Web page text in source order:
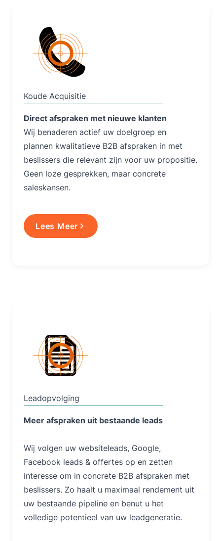
Koude Acquisitie
Direct afspraken met nieuwe klanten
Wij benaderen actief uw doelgroep en
plannen kwalitatieve B2B afspraken in met
beslissers die relevant zijn voor uw propositie.
Geen loze gesprekken, maar concrete
saleskansen.
Lees Meer
Leadopvolging
Meer afspraken uit bestaande leads
Wij volgen uw websiteleads, Google,
Facebook leads & offertes op en zetten
interesse om in concrete B2B afspraken met
beslissers. Zo haalt u maximaal rendement uit
uw bestaande pipeline en benut u het
volledige potentieel van uw leadgeneratie.